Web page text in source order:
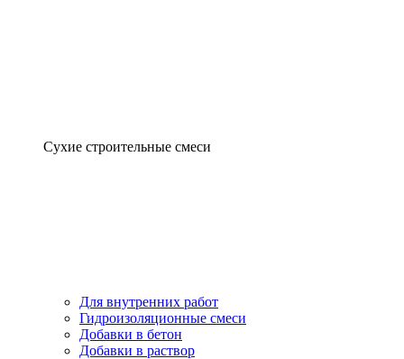
Сухие строительные смеси
Для внутренних работ
Гидроизоляционные смеси
Добавки в бетон
Добавки в раствор